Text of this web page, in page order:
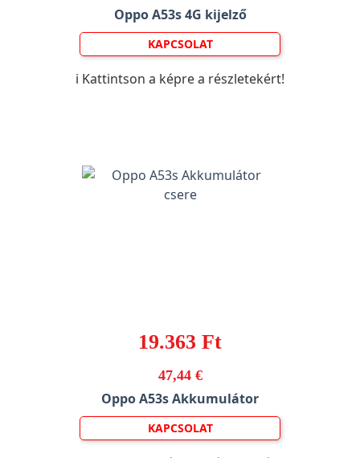
Oppo A53s 4G kijelző
KAPCSOLAT
ℹ️ Kattintson a képre a részletekért!
19.363 Ft
47,44 €
Oppo A53s Akkumulátor
KAPCSOLAT